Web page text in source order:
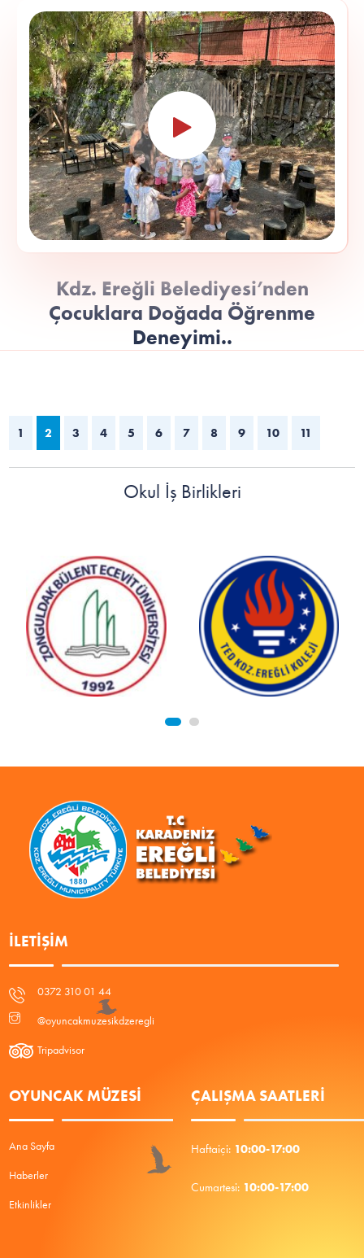
Kdz. Ereğli Belediyesi’nden
Çocuklara Doğada Öğrenme
Deneyimi..
1 2 3 4 5 6 7 8 9 10 11
Okul İş Birlikleri
İLETIŞIM
0372 310 01 44
@oyuncakmuzesikdzeregli
Tripadvisor
OYUNCAK MÜZESİ
Ana Sayfa
Haberler
Etkinlikler
ÇALIŞMA SAATLERI
Haftaiçi: 10:00-17:00
Cumartesi: 10:00-17:00